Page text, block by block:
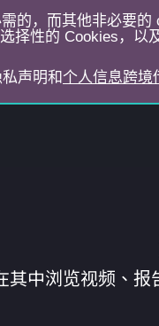
的，而其他非必要
择性的 Cookies，以
声明和 个人信息跨境
中浏览视频、